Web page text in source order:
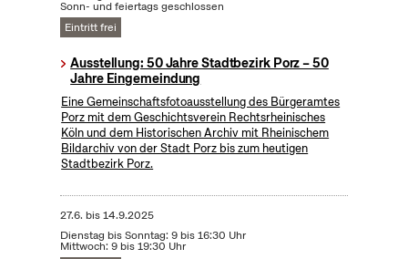
Sonn- und feiertags geschlossen
Eintritt frei
Ausstellung: 50 Jahre Stadtbezirk Porz – 50
Jahre Eingemeindung
Eine Gemeinschaftsfotoausstellung des Bürgeramtes
Porz mit dem Geschichtsverein Rechtsrheinisches
Köln und dem Historischen Archiv mit Rheinischem
Bildarchiv von der Stadt Porz bis zum heutigen
Stadtbezirk Porz.
27.6. bis14.9.2025
Dienstag bis Sonntag: 9 bis 16:30 Uhr
Mittwoch: 9 bis 19:30 Uhr